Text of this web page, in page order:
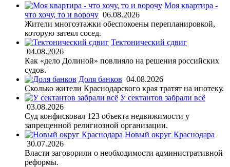
Моя квартира -
что хочу, то и ворочу 06.08.2026
Жители многоэтажки обеспокоены перепланировкой,
которую затеял сосед.
Тектонический сдвиг
04.08.2026
Как «дело Долиной» повлияло на решения российских
судов.
Доля банков 04.08.2026
Сколько жители Краснодарского края тратят на ипотеку.
У сектантов забрали всё
03.08.2026
Суд конфисковал 123 объекта недвижимости у
запрещенной религиозной организации.
Новый округ Краснодара
30.07.2026
Власти заговорили о необходимости административной
реформы.